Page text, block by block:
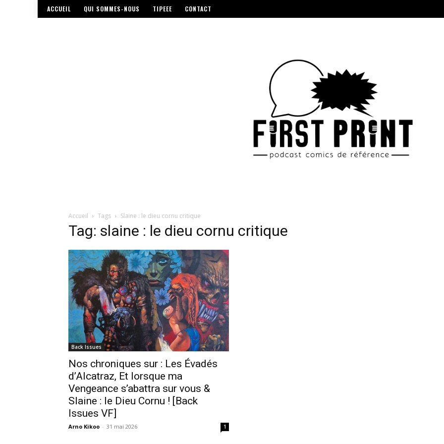
ACCUEIL QUI SOMMES-NOUS TIPEEE CONTACT
Accueil Tags Slaine : le dieu cornu critique
Tag: slaine : le dieu cornu critique
Back Issues
Nos chroniques sur : Les Évadés
d’Alcatraz, Et lorsque ma
Vengeance s’abattra sur vous &
Slaine : le Dieu Cornu ! [Back
Issues VF]
Arno Kikoo - 31 mai 2026 1